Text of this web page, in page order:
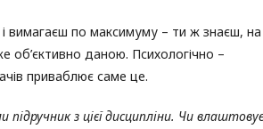
вимагаєш по максимуму – ти ж знаєш,
об’єктивно даною. Психологічно –
приваблює саме це.
підручник з цієї дисципліни. Чи